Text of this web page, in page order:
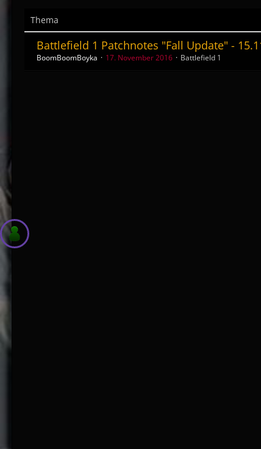
Thema
Battlefield 1 Patchnotes "Fall Update" -
BoomBoomBoyka 17. November 2016 Battlefield 1